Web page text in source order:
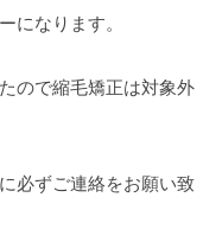
になります。
ので縮毛矯正は対象外
必ずご連絡をお願い致